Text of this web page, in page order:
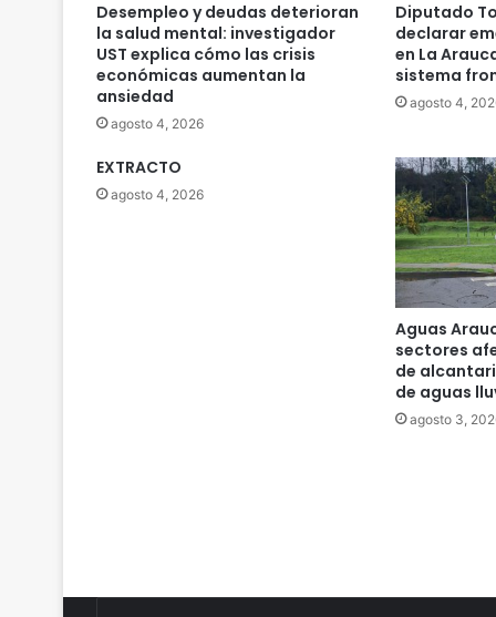
Desempleo y deudas deterioran
la salud mental: investigador
UST explica cómo las crisis
económicas aumentan la
ansiedad
agosto 4, 2026
Diputado
declarar
en La
sistema
agosto 4,
EXTRACTO
agosto 4, 2026
Aguas
sectores
de
de aguas
agosto 3,